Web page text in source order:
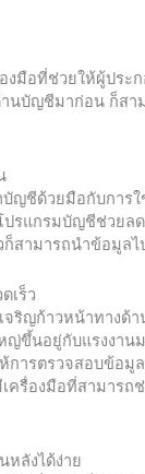
งมือที่ช่วยให้ผู้ประ
นบัญชีมาก่อน ก็สา
บัญชีด้วยมือกับการ
ปรแกรมบัญชีช่วยล
ก็สามารถนำข้อมูล
เร็ว
ริญก้าวหน้าทางด้า
ญ่ขึ้นอยู่กับแรงงาน
การตรวจสอบข้อมู
เครื่องมือที่สามารถ
หลังได้ง่าย